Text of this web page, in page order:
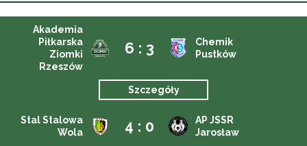
Akademia
Piłkarska
Ziomki
Rzeszów
6 : 3
Chemik
Pustków
Szczegóły
Stal Stalowa
Wola
4 : 0
AP JSSR
Jarosław